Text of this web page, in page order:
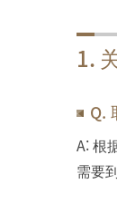
1.
Q.
A: 根
需要